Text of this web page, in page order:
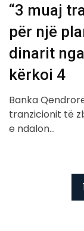
“3 muaj
për një
dinarit
kërkoi 4
Banka
tranzicionit të
e ndalon…